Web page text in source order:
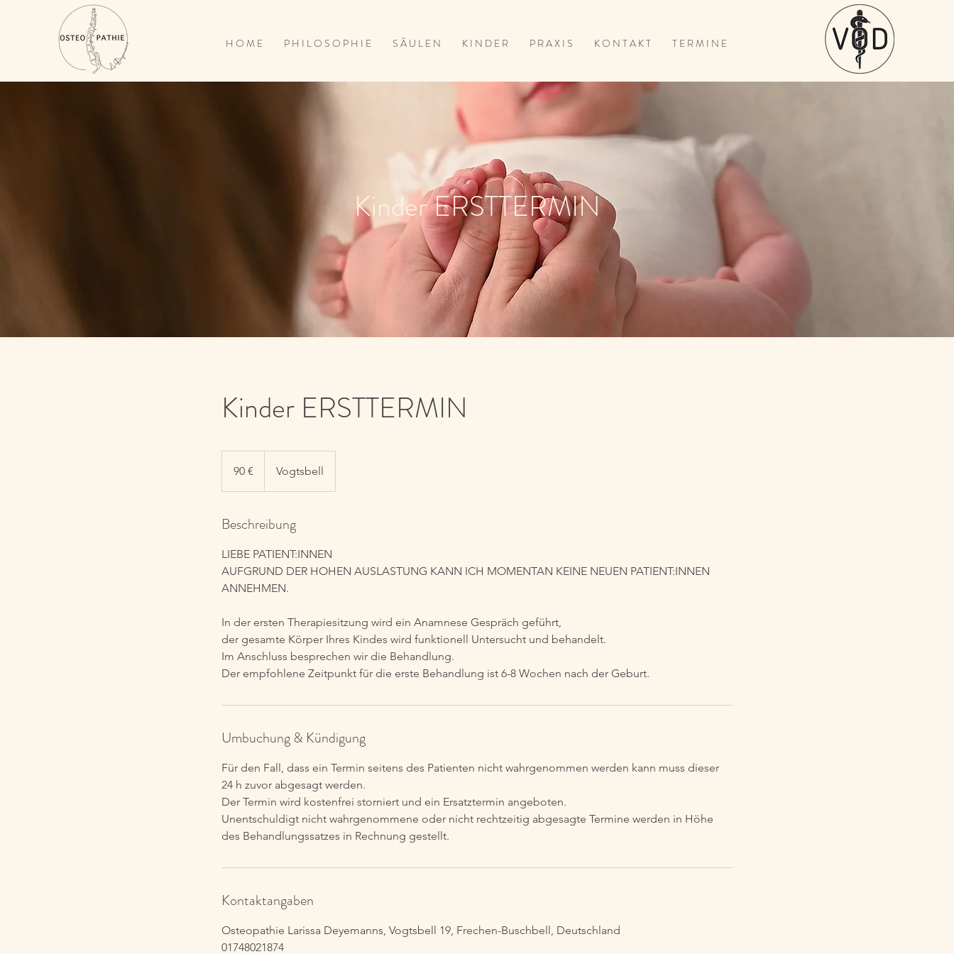
H O M E P H I L O S O P H I E S Ä U L E N K I N D E R P R A X I S K O N T A K T T E R M I N E
Kinder ERSTTERMIN
Kinder ERSTTERMIN
90 € Vogtsbell
Beschreibung
LIEBE PATIENT:INNEN
AUFGRUND DER HOHEN AUSLASTUNG KANN ICH MOMENTAN KEINE NEUEN PATIENT:INNEN
ANNEHMEN.
In der ersten Therapiesitzung wird ein Anamnese Gespräch geführt,
der gesamte Körper Ihres Kindes wird funktionell Untersucht und behandelt.
Im Anschluss besprechen wir die Behandlung.
Der empfohlene Zeitpunkt für die erste Behandlung ist 6-8 Wochen nach der Geburt.
Umbuchung & Kündigung
Für den Fall, dass ein Termin seitens des Patienten nicht wahrgenommen werden kann muss dieser
24 h zuvor abgesagt werden.
Der Termin wird kostenfrei storniert und ein Ersatztermin angeboten.
Unentschuldigt nicht wahrgenommene oder nicht rechtzeitig abgesagte Termine werden in Höhe
des Behandlungssatzes in Rechnung gestellt.
Kontaktangaben
Osteopathie Larissa Deyemanns, Vogtsbell 19, Frechen-Buschbell, Deutschland
01748021874